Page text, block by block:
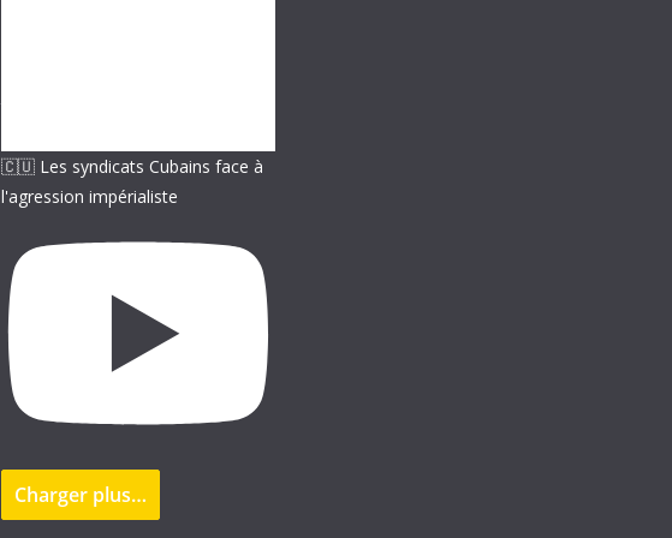
🇨🇺 Les syndicats Cubains face à
l'agression impérialiste
Charger plus…